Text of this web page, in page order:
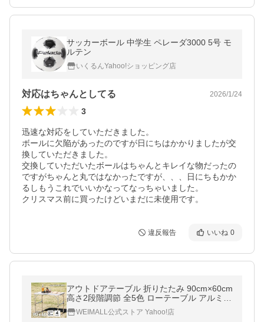
サッカーボール 中学生 ペレーダ3000 5号 モ
ルテン
いくるんYahoo!ショッピング店
対応はちゃんとしてる 2026/1/24
3
迅速な対応をしていただきました。
ボールに欠陥があったのですが日にちはかかりましたが交
換していただきました。
交換していただいたボールはちゃんとキレイな物だったの
ですがちゃんと丸ではなかったですが、、、日にちもかか
るしもうこれでいいかなってなっちゃいました。
クリスマス前に買ったけどいまだに未使用です。
違反報告 いいね 0
アウトドアテーブル 折りたたみ 90cm×60cm
高さ2段階調節 全5色 ローテーブル アルミテ
ーブル ベランピング 庭キャンプ キャンプ M
ERMONT
WEIMALL公式ストア Yahoo!店